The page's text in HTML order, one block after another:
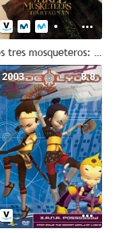
Los tres mosqueteros: D'Artagnan
8.8
2003